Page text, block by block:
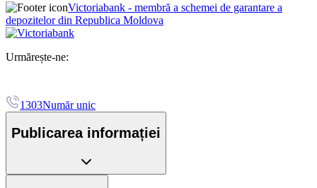
Victoriabank - membră a schemei de garantare a
depozitelor din Republica Moldova
Urmărește-ne:
1303Număr unic
Publicarea informației